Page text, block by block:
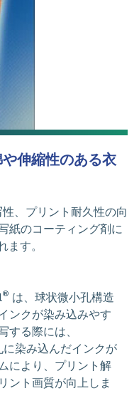
伸縮性のある衣
、プリント耐久性の向
紙のコーティング剤に
ます。
® は、球状微小孔構造
ンクが染み込みやす
する際には、
染み込んだインクが
により、プリント解
ント画質が向上しま